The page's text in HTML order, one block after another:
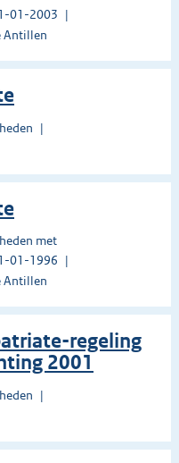
01-2003
Antillen
met
01-1996
Antillen
regeling
2001